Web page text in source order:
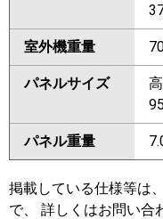
室外機重量
パネルサイズ
パネル重量
掲載している仕様等は
で、 詳しくはお問い合